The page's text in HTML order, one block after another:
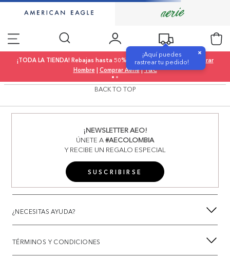
¡Aquí puedes
rastrear tu pedido!
×
¡TODA LA TIENDA! Rebajas hasta 50% OFF |Comprar Mujer|
Comprar
Hombre | Comprar Aerie|T&C
BACK TO TOP
¡NEWSLETTER AEO!
ÚNETE A#AECOLOMBIA
Y RECIBE UN REGALO ESPECIAL
SUSCRIBIRSE
¿NECESITAS AYUDA?
TÉRMINOS Y CONDICIONES